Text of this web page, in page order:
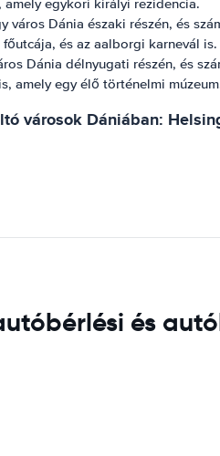
amely egykori királyi rezidencia.
város Dánia északi részén, és
és az aalborgi karnevál is.
Dánia délnyugati részén, és
amely egy élő történelmi
városok Dániában:
és